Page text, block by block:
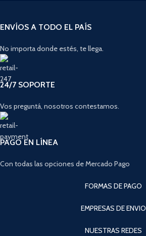
ENVÍOS A TODO EL PAÍS
No importa donde estés, te llega.
24/7 SOPORTE
Vos preguntá, nosotros contestamos.
PAGO EN LÍNEA
Con todas las opciones de Mercado Pago
FORMAS DE PAGO
EMPRESAS DE ENVIO
NUESTRAS REDES